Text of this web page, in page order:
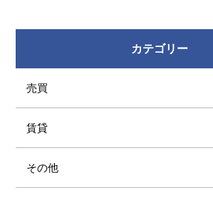
カテゴリー
売買
賃貸
その他